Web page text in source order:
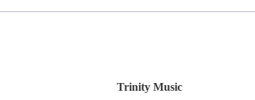
Trinity Music